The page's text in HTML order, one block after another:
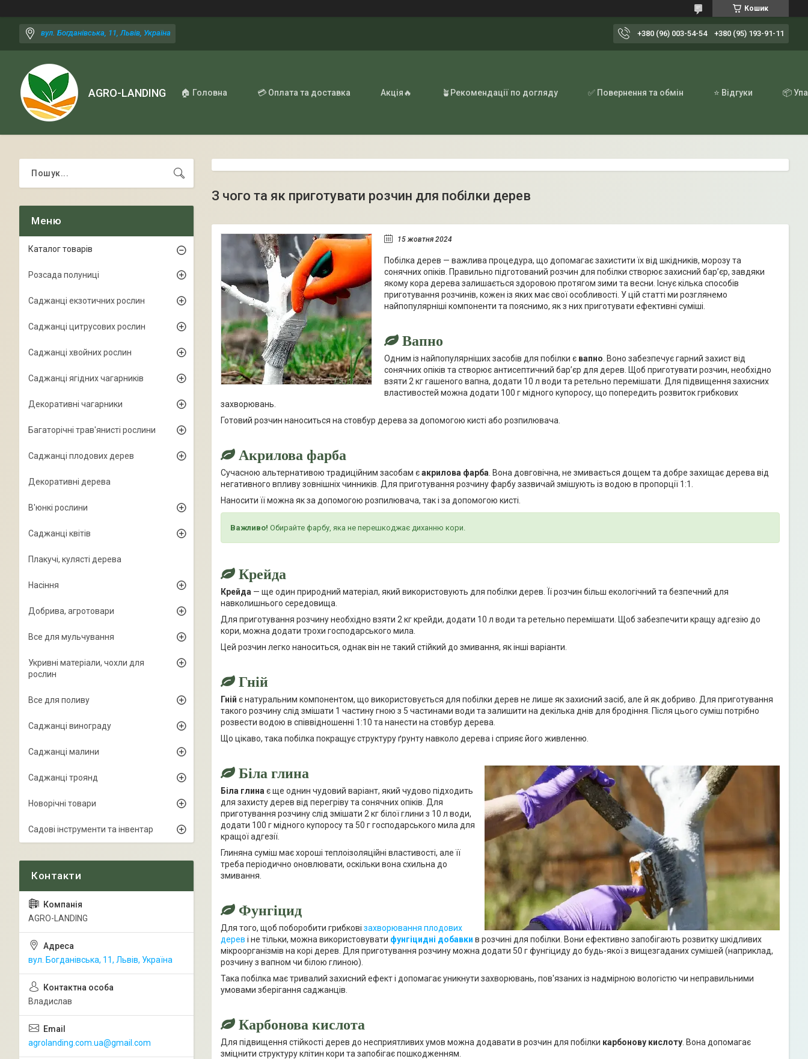
Кошик
вул. Богданівська, 11, Львів, Україна +380 (96) 003-54-54 +380 (95) 193-91-11
AGRO-LANDING 🏠 Головна 💳 Оплата та доставка Акція🔥 🪴Рекомендації по догляду ✅ Повернення та обмін ⭐ Відгуки 📦
З чого та як приготувати розчин для побілки дерев
15 жовтня 2024
Побілка дерев — важлива процедура, що допомагає захистити їх від шкідників, морозу та
сонячних опіків. Правильно підготований розчин для побілки створює захисний бар’єр, завдяки
якому кора дерева залишається здоровою протягом зими та весни. Існує кілька способів
приготування розчинів, кожен із яких має свої особливості. У цій статті ми розглянемо
найпопулярніші компоненти та пояснимо, як з них приготувати ефективні суміші.
Вапно
Одним із найпопулярніших засобів для побілки є вапно . Воно забезпечує гарний захист від
сонячних опіків та створює антисептичний бар’єр для дерев. Щоб приготувати розчин, необхідно
взяти 2 кг гашеного вапна, додати 10 л води та ретельно перемішати. Для підвищення захисних
властивостей можна додати 100 г мідного купоросу, що попередить розвиток грибкових
захворювань.
Готовий розчин наноситься на стовбур дерева за допомогою кисті або розпилювача.
Акрилова фарба
Сучасною альтернативою традиційним засобам єакрилова фарба . Вона довговічна, не змивається дощем та добре захищає дерева від
негативного впливу зовнішніх чинників. Для приготування розчину фарбу зазвичай змішують із водою в пропорції 1:1.
Наносити її можна як за допомогою розпилювача, так і за допомогою кисті.
Важливо! Обирайте фарбу, яка не перешкоджає диханню кори.
Крейда
Крейда — ще один природний матеріал, який використовують для побілки дерев. Її розчин більш екологічний та безпечний для
навколишнього середовища.
Для приготування розчину необхідно взяти 2 кг крейди, додати 10 л води та ретельно перемішати. Щоб забезпечити кращу адгезію до
кори, можна додати трохи господарського мила.
Цей розчин легко наноситься, однак він не такий стійкий до змивання, як інші варіанти.
Гній
Гній є натуральним компонентом, що використовується для побілки дерев не лише як захисний засіб, але й як добриво. Для приготування
такого розчину слід змішати 1 частину гною з 5 частинами води та залишити на декілька днів для бродіння. Після цього суміш потрібно
розвести водою в співвідношенні 1:10 та нанести на стовбур дерева.
Що цікаво, така побілка покращує структуру ґрунту навколо дерева і сприяє його живленню.
Біла глина
Біла глина є ще однин чудовий варіант, який чудово підходить
для захисту дерев від перегріву та сонячних опіків. Для
приготування розчину слід змішати 2 кг білої глини з 10 л води,
додати 100 г мідного купоросу та 50 г господарського мила для
кращої адгезії.
Глиняна суміш має хороші теплоізоляційні властивості, але її
треба періодично оновлювати, оскільки вона схильна до
змивання.
Фунгіцид
Для того, щоб поборобити грибкові захворювання плодових
дерев і не тільки, можна використовувати фунгіцидні добавки в розчині для побілки. Вони ефективно запобігають розвитку шкідливих
мікроорганізмів на корі дерев. Для приготування розчину можна додати 50 г фунгіциду до будь-якої з вищезгаданих сумішей (наприклад,
розчину з вапном чи білою глиною).
Така побілка має тривалий захисний ефект і допомагає уникнути захворювань, пов'язаних із надмірною вологістю чи неправильними
умовами зберігання саджанців.
Карбонова кислота
Для підвищення стійкості дерев до несприятливих умов можна додавати в розчин для побілки карбонову кислоту . Вона допомагає
зміцнити структуру клітин кори та запобігає пошкодженням.
Каталог товарів
Розсада полуниці
Саджанці екзотичних рослин
Саджанці цитрусових рослин
Саджанці хвойних рослин
Саджанці ягідних чагарників
Декоративні чагарники
Багаторічні трав'янисті рослини
Саджанці плодових дерев
Декоративні дерева
В'юнкі рослини
Саджанці квітів
Плакучі, кулясті дерева
Насіння
Добрива, агротовари
Все для мульчування
Укривні матеріали, чохли для
рослин
Все для поливу
Саджанці винограду
Саджанці малини
Саджанці троянд
Новорічні товари
Садові інструменти та інвентар
AGRO-LANDING
вул. Богданівська, 11, Львів, Україна
Владислав
agrolanding.com.ua@gmail.com